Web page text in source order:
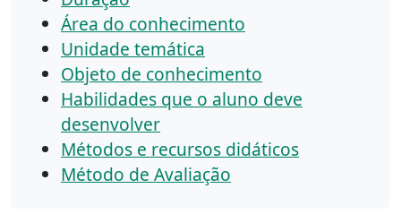
Área do conhecimento
Unidade temática
Objeto de conhecimento
Habilidades que o aluno deve
desenvolver
Métodos e recursos didáticos
Método de Avaliação